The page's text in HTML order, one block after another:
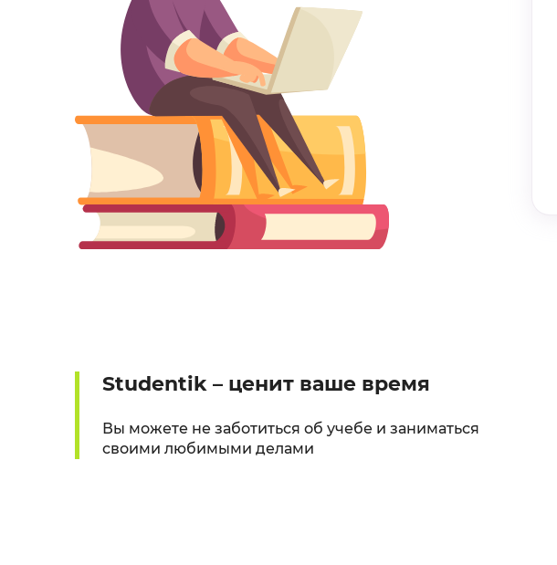
Studentik – ценит ваше время
Вы можете не заботиться об учебе и заниматься
своими любимыми делами